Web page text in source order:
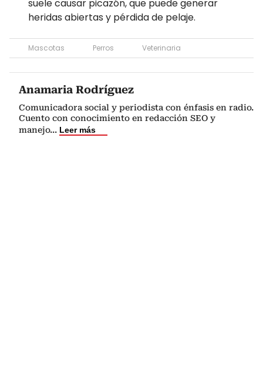
suele causar picazón, que puede generar
heridas abiertas y pérdida de pelaje.
Mascotas Perros Veterinaria
Anamaria Rodríguez
Comunicadora social y periodista con énfasis en radio.
Cuento con conocimiento en redacción SEO y
manejo... Leer más